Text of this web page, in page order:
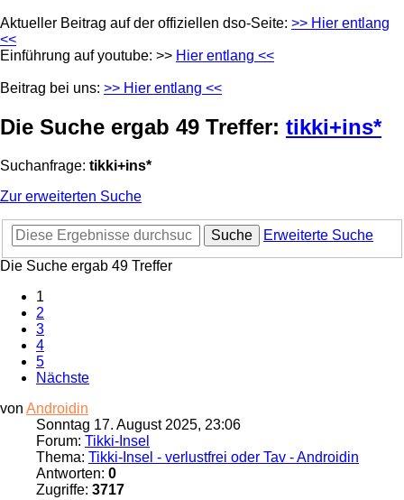
Aktueller Beitrag auf der offiziellen dso-Seite: >> Hier entlang
<<
Einführung auf youtube: >> Hier entlang <<
Beitrag bei uns: >> Hier entlang <<
Die Suche ergab 49 Treffer: tikki+ins*
Suchanfrage: tikki+ins*
Zur erweiterten Suche
Suche
Erweiterte Suche
Die Suche ergab 49 Treffer
1
2
3
4
5
Nächste
von Androidin
Sonntag 17. August 2025, 23:06
Forum: Tikki-Insel
Thema: Tikki-Insel - verlustfrei oder Tav - Androidin
Antworten: 0
Zugriffe: 3717